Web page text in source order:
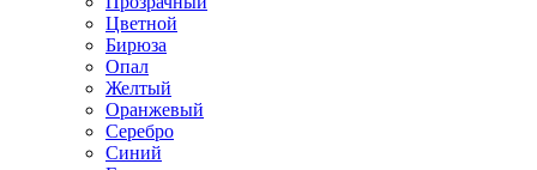
Цветной
Бирюза
Опал
Желтый
Оранжевый
Серебро
Синий